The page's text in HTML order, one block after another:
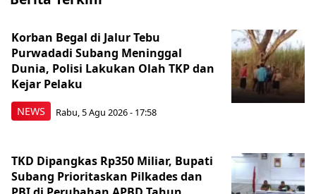
NEWS
Korban Begal di Jalur Tebu
Purwadadi Subang Meninggal
Dunia, Polisi Lakukan Olah TKP dan
Kejar Pelaku
Rabu, 5 Agu 2026 - 17:58
TKD Dipangkas Rp350 Miliar, Bupati
Subang Prioritaskan Pilkades dan